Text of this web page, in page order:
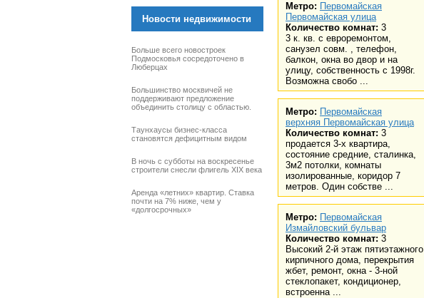
Новости недвижимости
Больше всего новостроек
Подмосковья сосредоточено в
Люберцах
Большинство москвичей не
поддерживают предложение
объединить столицу с областью.
Таунхаусы бизнес-класса
становятся дефицитным видом
В ночь с субботы на воскресенье
строители снесли флигель XIX века
Аренда «летних» квартир. Ставка
почти на 7% ниже, чем у
«долгосрочных»
Метро: Первомайская
Первомайская улица
Количество комнат: 3
3 к. кв. с евроремонтом,
санузел совм. , телефон,
балкон, окна во двор и на
улицу, собственность с 1998г.
Возможна свобо ...
Метро: Первомайская
верхняя Первомайская улица
Количество комнат: 3
продается 3-х квартира,
состояние средние, сталинка,
3м2 потолки, комнаты
изолированные, коридор 7
метров. Один собстве ...
Метро: Первомайская
Измайловский бульвар
Количество комнат: 3
Высокий 2-й этаж пятиэтажного
кирпичного дома, перекрытия
жбет, ремонт, окна - 3-ной
стеклопакет, кондиционер,
встроенна ...